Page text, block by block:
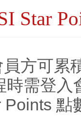
Star
方可累
時需登入
Points 點